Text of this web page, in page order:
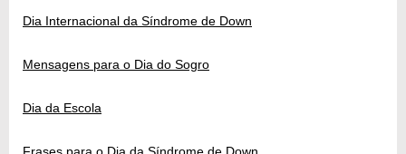
Dia Internacional da Síndrome de Down
Mensagens para o Dia do Sogro
Dia da Escola
Frases para o Dia da Síndrome de Down